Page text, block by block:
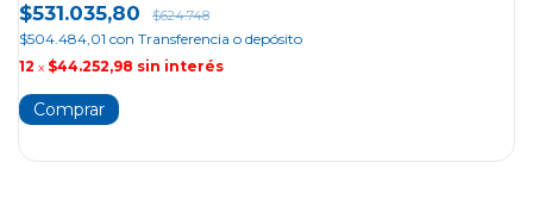
$531.035,80 $624.748
$504.484,01 con Transferencia o depósito
12 x $44.252,98 sin interés